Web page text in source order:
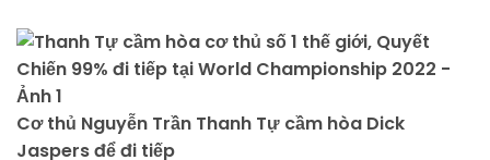
Cơ thủ Nguyễn Trần Thanh Tự cầm hòa Dick
Jaspers để đi tiếp